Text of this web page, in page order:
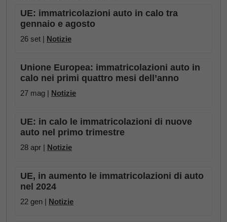
UE: immatricolazioni auto in calo tra
gennaio e agosto
26 set | Notizie
Unione Europea: immatricolazioni auto in
calo nei primi quattro mesi dell’anno
27 mag | Notizie
UE: in calo le immatricolazioni di nuove
auto nel primo trimestre
28 apr | Notizie
UE, in aumento le immatricolazioni di auto
nel 2024
22 gen | Notizie